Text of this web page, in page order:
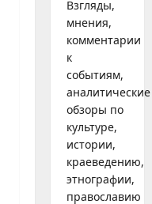
Взгляды,
мнения,
комментарии
к
событиям,
аналитические
обзоры по
культуре,
истории,
краеведению,
этнографии,
православию